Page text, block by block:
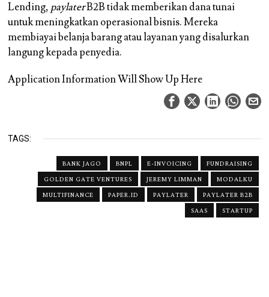
Lending, paylaterB2B tidak memberikan dana tunai
untuk meningkatkan operasional bisnis. Mereka
membiayai belanja barang atau layanan yang disalurkan
langung kepada penyedia.
Application Information Will Show Up Here
TAGS:
BANK JAGO BNPL E-INVOICING
FUNDRAISING
GOLDEN GATE VENTURES
JEREMY LIMMAN
MODALKU
MULTIFINANCE
PAPER.ID PAYLATER
PAYLATER B2B
SAAS
STARTUP